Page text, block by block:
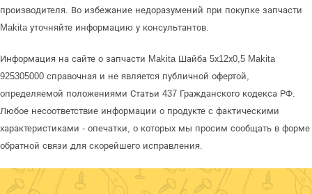
производителя. Во избежание недоразумений при покупке запчасти
Makita уточняйте информацию у консультантов.
Информация на сайте о запчасти Makita Шайба 5х12х0,5 Makita
925305000 справочная и не является публичной офертой,
определяемой положениями Статьи 437 Гражданского кодекса РФ.
Любое несоответствие информации о продукте с фактическими
характеристиками - опечатки, о которых мы просим сообщать в форме
обратной связи для скорейшего исправления.